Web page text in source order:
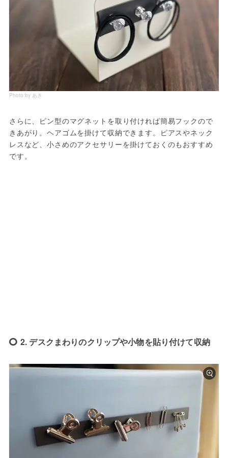
Photo by あき
さらに、ピン型のマグネットを取り付ければ簡易フックので
きあがり。ヘアゴムを掛けて収納できます。ピアスやネック
レスなど、小さめのアクセサリーを掛けておくのもおすすめ
です。
2. デスクまわりのクリップや小物を貼り付けて収納